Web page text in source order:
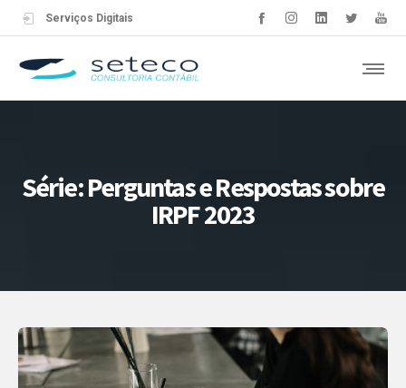
Serviços Digitais
Série: Perguntas e Respostas sobre
IRPF 2023